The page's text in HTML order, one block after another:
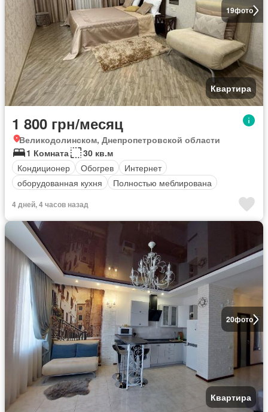
19фото
Квартира
1 800 грн/месяц
Великодолинском, Днепропетровской области
1 Комната
30 кв.м
Кондиционер
Обогрев
Интернет
оборудованная кухня
Полностью меблирована
4 дней, 4 часов назад
20фото
Квартира